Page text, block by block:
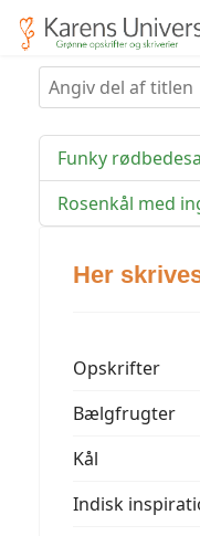
Angiv del af titlen
Funky
Rosenkål med
Her
Opskrifter
Bælgfrugter
Kål
Indisk